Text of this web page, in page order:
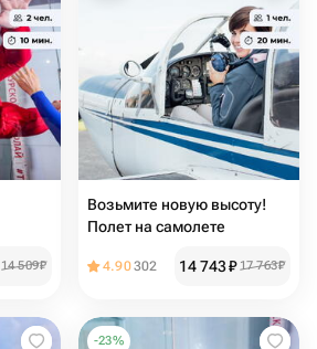
14 509₽
Возьмите новую высоту!
Полет на самолете
4.90302 14 743₽ 17 763₽
-23%